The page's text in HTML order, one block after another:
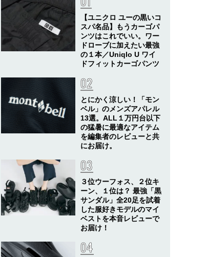
【ユニクロ ユーの黒いコ
スパ名品】もうカーゴパ
ンツはこれでいい。ワー
ドローブに加えたい最強
の１本／Uniqlo U ワイ
ドフィットカーゴパンツ
とにかく涼しい！「モン
ベル」のメンズアパレル
13選。ALL１万円台以下
の猛暑に最適なアイテム
を編集者のレビューと共
にお届け。
３位ウーフォス、２位キ
ーン、１位は？ 最強「黒
サンダル」全20足を試着
した服好きモデルのマイ
ベストを本音レビューで
お届け！